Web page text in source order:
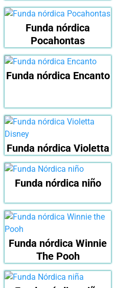
Funda nórdica
Pocahontas
Funda nórdica Encanto
Funda nórdica Violetta
Funda nórdica niño
Funda nórdica Winnie
The Pooh